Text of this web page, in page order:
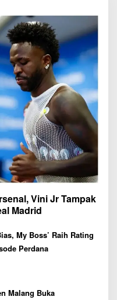
Vini Jr Tampak
Madrid
My Boss’ Raih Rating
Perdana
Malang Buka